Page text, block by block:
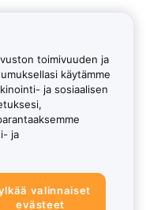
toimivuuden ja
käytämme
ja sosiaalisen
ja
valinnaiset
evästeet